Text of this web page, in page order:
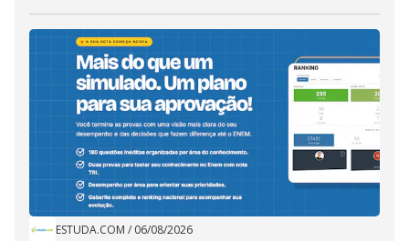
ESTUDA.COM / 06/08/2026